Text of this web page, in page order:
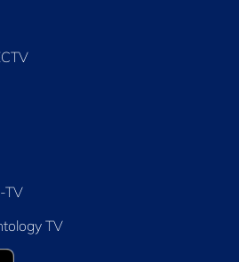
TV
TV